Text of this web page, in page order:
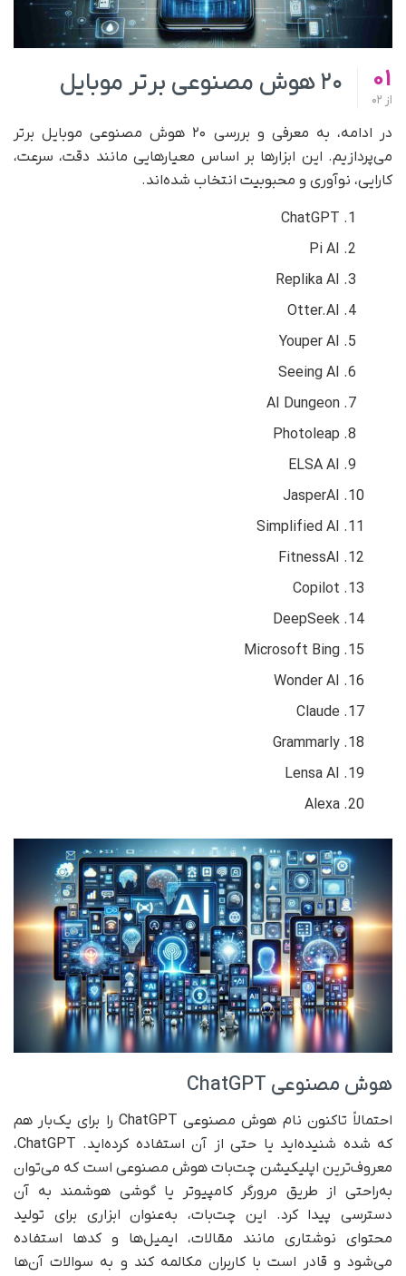
01
از
۲۰ هوش مصنوعی برتر موبایل
در ادامه، به معرفی و بررسی ۲۰ هوش مصنوعی موبایل برتر
می‌پردازیم. این ابزار‌ها بر اساس معیار‌هایی مانند دقت، سرعت،
کارایی، نوآوری و محبوبیت انتخاب شده‌اند.
ChatGPT
Pi AI
Replika AI
Otter.AI
Youper AI
Seeing AI
AI Dungeon
Photoleap
ELSA AI
JasperAI
Simplified AI
FitnessAI
Copilot
DeepSeek
Microsoft Bing
Wonder AI
Claude
Grammarly
Lensa AI
Alexa
هوش مصنوعی ChatGPT
احتمالاً تاکنون نام هوش مصنوعی ChatGPT را برای یک‌بار هم
که شده شنیده‌اید یا حتی از آن استفاده کرده‌اید. ChatGPT،
معروف‌ترین اپلیکیشن چت‌بات هوش مصنوعی است که می‌توان
به‌راحتی از طریق مرورگر کامپیوتر یا گوشی هوشمند به آن
دسترسی پیدا کرد.‏ این چت‌بات، به‌عنوان ابزاری برای تولید
محتوای نوشتاری مانند مقالات، ایمیل‌ها و کدها استفاده
می‌شود و قادر است با کاربران مکالمه کند و به سوالات آن‌ها